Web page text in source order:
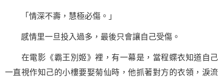
「情深不壽，慧極必傷。」
感情里一旦投入過多，最後只會讓自己受傷。
在電影《霸王別姬》裡，有一幕是，當程蝶衣知道自己
一直視作知己的小樓要娶菊仙時，他抓著對方的衣領，淚流